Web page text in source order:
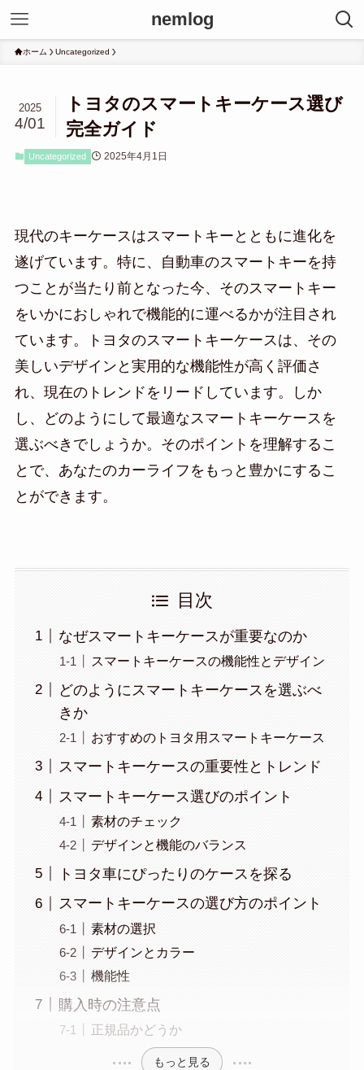
nemlog
ホーム Uncategorized
トヨタのスマートキーケース選び
完全ガイド
2025
4/01
Uncategorized 2025年4月1日
現代のキーケースはスマートキーとともに進化を
遂げています。特に、自動車のスマートキーを持
つことが当たり前となった今、そのスマートキー
をいかにおしゃれで機能的に運べるかが注目され
ています。トヨタのスマートキーケースは、その
美しいデザインと実用的な機能性が高く評価さ
れ、現在のトレンドをリードしています。しか
し、どのようにして最適なスマートキーケースを
選ぶべきでしょうか。そのポイントを理解するこ
とで、あなたのカーライフをもっと豊かにするこ
とができます。
目次
なぜスマートキーケースが重要なのか
スマートキーケースの機能性とデザイン
どのようにスマートキーケースを選ぶべ
きか
おすすめのトヨタ用スマートキーケース
スマートキーケースの重要性とトレンド
スマートキーケース選びのポイント
素材のチェック
デザインと機能のバランス
トヨタ車にぴったりのケースを探る
スマートキーケースの選び方のポイント
素材の選択
デザインとカラー
機能性
購入時の注意点
正規品かどうか
もっと見る